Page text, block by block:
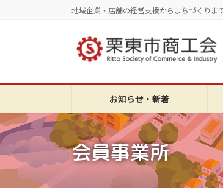
へ
ッ
プ
ョ
移
動
地域企業・店舗の経営支援からまちづくりま
お知らせ・新着
会員事業所